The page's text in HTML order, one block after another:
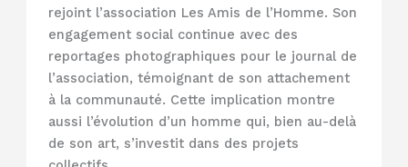
rejoint l’association Les Amis de l’Homme. Son
engagement social continue avec des
reportages photographiques pour le journal de
l’association, témoignant de son attachement
à la communauté. Cette implication montre
aussi l’évolution d’un homme qui, bien au-delà
de son art, s’investit dans des projets